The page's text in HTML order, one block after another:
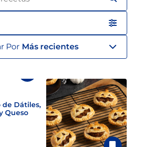
Por Más recientes
de Dátiles,
Queso